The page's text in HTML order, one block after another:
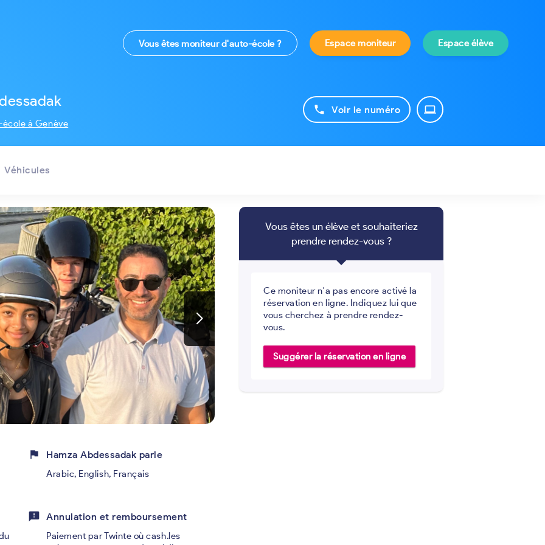
Vous êtes moniteur d'auto-école ? Espace moniteur Espace élève
à Genève
phone Voir le numéro laptop
Véhicules
flag Hamza Abdessadak parle
Arabic, English, Français
feedback Annulation et remboursement
Paiement par Twinte où cash.les
Vous êtes un élève et souhaiteriez
prendre rendez-vous ?
Ce moniteur n'a pas encore activé la
réservation en ligne. Indiquez lui que
vous cherchez à prendre rendez-
vous.
Suggérer la réservation en ligne